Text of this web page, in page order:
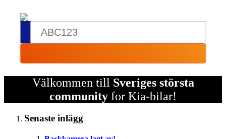
Välkommen till Sveriges största
community for Kia-bilar!
Senaste inlägg